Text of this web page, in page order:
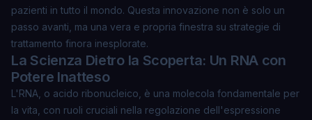
pazienti in tutto il mondo. Questa innovazione non è solo un
passo avanti, ma una vera e propria finestra su strategie di
trattamento finora inesplorate.
La Scienza Dietro la Scoperta: Un RNA con
Potere Inatteso
L'RNA, o acido ribonucleico, è una molecola fondamentale per
la vita, con ruoli cruciali nella regolazione dell'espressione